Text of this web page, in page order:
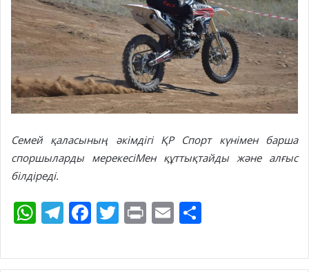
Семей қаласының әкімдігі ҚР Спорт күнімен барша
споршыларды мерекесіМен құттықтайды және алғыс
білдіреді.
W
at
T
e
F
e
T
itt
Pr
t
E
ai ar